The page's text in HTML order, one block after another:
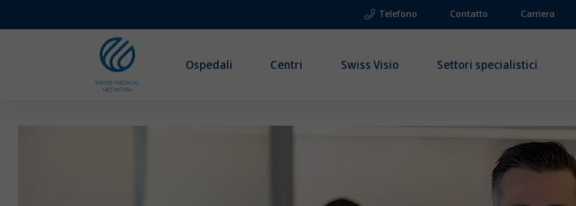
Telefono Contatto Carriera
Ospedali Centri Swiss Visio Settori specialistici